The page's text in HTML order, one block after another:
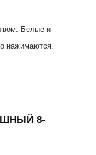
Белые и
нажимаются.
8-